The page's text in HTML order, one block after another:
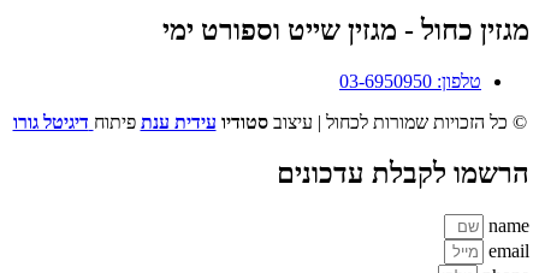
מגזין כחול - מגזין שייט וספורט ימי
טלפון: 03-6950950
© כל הזכויות שמורות לכחול | עיצובסטודיו עידית ענת פיתוח דיגיטל גורו
הרשמו לקבלת עדכונים
name
email